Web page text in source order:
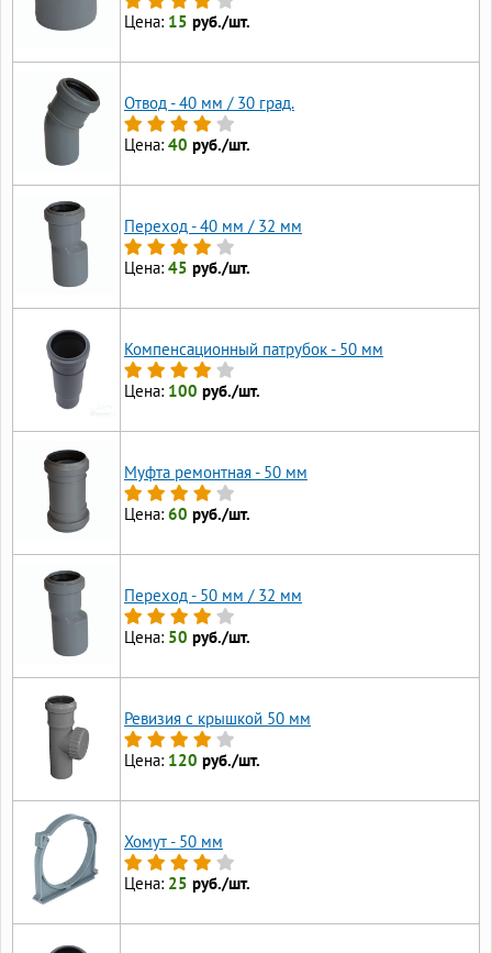
Цена: 15 руб./шт.
Отвод - 40 мм / 30 град.
Цена: 40 руб./шт.
Переход - 40 мм / 32 мм
Цена: 45 руб./шт.
Компенсационный патрубок - 50 мм
Цена: 100 руб./шт.
Муфта ремонтная - 50 мм
Цена: 60 руб./шт.
Переход - 50 мм / 32 мм
Цена: 50 руб./шт.
Ревизия с крышкой 50 мм
Цена: 120 руб./шт.
Хомут - 50 мм
Цена: 25 руб./шт.